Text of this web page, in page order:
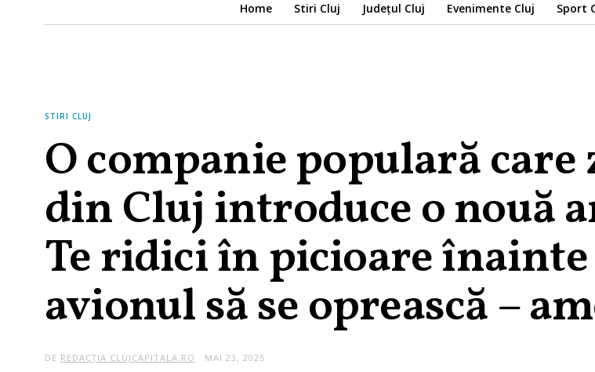
Home Stiri Cluj Județul Cluj Evenimente Cluj Sport
STIRI CLUJ
O companie populară care
din Cluj introduce o nouă
Te ridici în picioare înainte
avionul să se oprească –
DE REDACȚIA CLUJCAPITALA.RO MAI 23, 2025